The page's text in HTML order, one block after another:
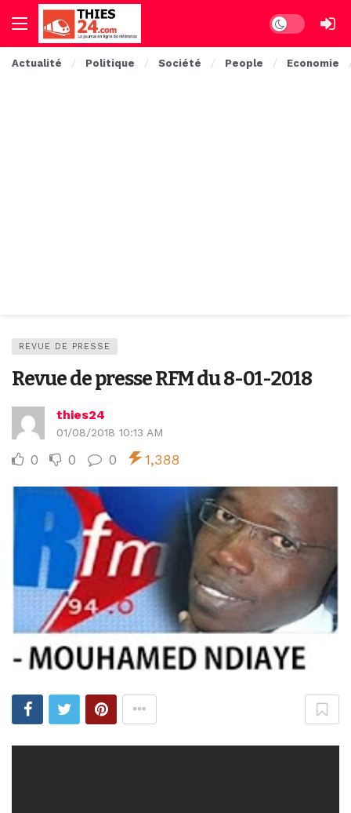
Dark mode
Actualité Politique Société People Economie
REVUE DE PRESSE
Revue de presse RFM du 8-01-2018
thies24
01/08/2018 10:13 AM
0 0 0 1,388